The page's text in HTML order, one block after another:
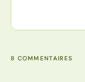
8 COMMENTAIRES